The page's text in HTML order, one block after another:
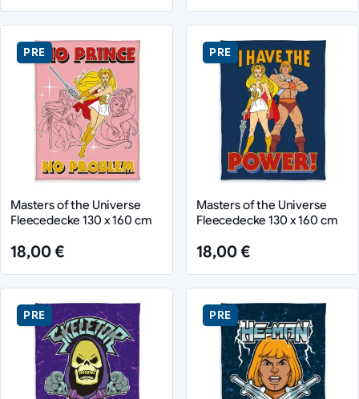
PRE
Masters of the Universe
Fleecedecke 130 x 160 cm
18,00 €
PRE
Masters of the Universe
Fleecedecke 130 x 160 cm
18,00 €
PRE PRE